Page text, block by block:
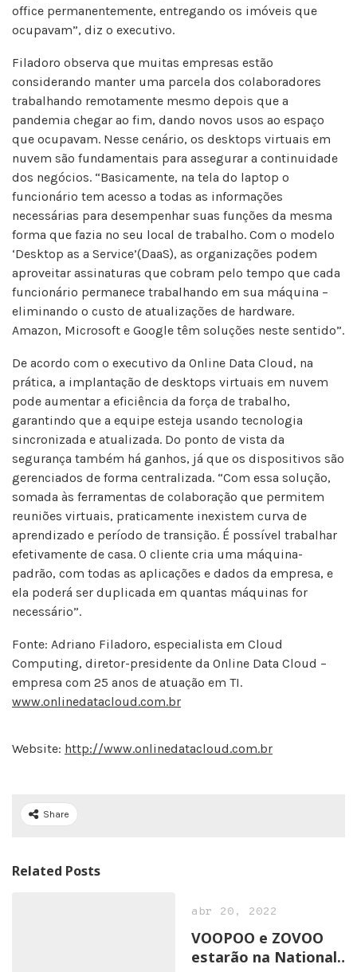
office permanentemente, entregando os imóveis que
ocupavam”, diz o executivo.
Filadoro observa que muitas empresas estão
considerando manter uma parcela dos colaboradores
trabalhando remotamente mesmo depois que a
pandemia chegar ao fim, dando novos usos ao espaço
que ocupavam. Nesse cenário, os desktops virtuais em
nuvem são fundamentais para assegurar a continuidade
dos negócios. “Basicamente, na tela do laptop o
funcionário tem acesso a todas as informações
necessárias para desempenhar suas funções da mesma
forma que fazia no seu local de trabalho. Com o modelo
‘Desktop as a Service’(DaaS), as organizações podem
aproveitar assinaturas que cobram pelo tempo que cada
funcionário permanece trabalhando em sua máquina –
eliminando o custo de atualizações de hardware.
Amazon, Microsoft e Google têm soluções neste sentido”.
De acordo com o executivo da Online Data Cloud, na
prática, a implantação de desktops virtuais em nuvem
pode aumentar a eficiência da força de trabalho,
garantindo que a equipe esteja usando tecnologia
sincronizada e atualizada. Do ponto de vista da
segurança também há ganhos, já que os dispositivos são
gerenciados de forma centralizada. “Com essa solução,
somada às ferramentas de colaboração que permitem
reuniões virtuais, praticamente inexistem curva de
aprendizado e período de transição. É possível trabalhar
efetivamente de casa. O cliente cria uma máquina-
padrão, com todas as aplicações e dados da empresa, e
ela poderá ser duplicada em quantas máquinas for
necessário”.
Fonte: Adriano Filadoro, especialista em Cloud
Computing, diretor-presidente da Online Data Cloud –
empresa com 25 anos de atuação em TI.
www.onlinedatacloud.com.br
Website: http://www.onlinedatacloud.com.br
Share
Related Posts
abr 20, 2022
VOOPOO e ZOVOO
estarão na National